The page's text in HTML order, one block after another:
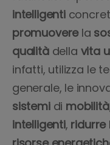
intelligenti
promuoverela
qualitàdella vita
infatti, utilizza le
generale, le
sistemidi mobilità
intelligenti, ridurre